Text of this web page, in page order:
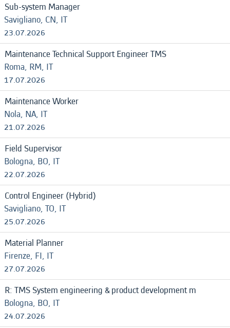
Sub-system Manager
Savigliano, CN, IT
23.07.2026
Maintenance Technical Support Engineer TMS
Roma, RM, IT
17.07.2026
Maintenance Worker
Nola, NA, IT
21.07.2026
Field Supervisor
Bologna, BO, IT
22.07.2026
Control Engineer (Hybrid)
Savigliano, TO, IT
25.07.2026
Material Planner
Firenze, FI, IT
27.07.2026
R: TMS System engineering & product development m
Bologna, BO, IT
24.07.2026